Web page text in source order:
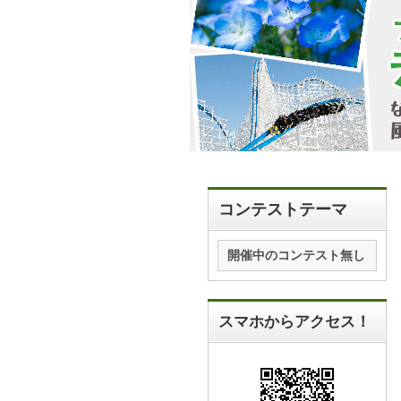
コンテストテーマ
開催中のコンテスト無し
スマホからアクセス！